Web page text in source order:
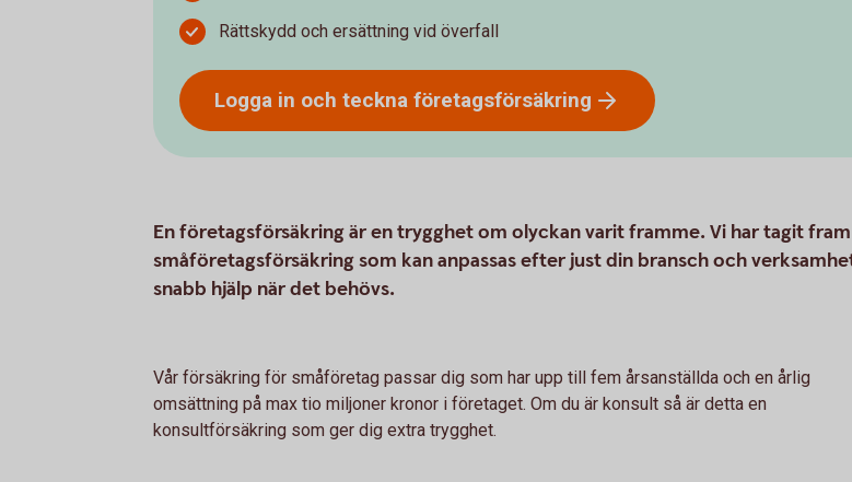
Rättskydd och ersättning vid överfall
Logga in och teckna företagsförsäkring
En företagsförsäkring är en trygghet om olyckan varit framme. Vi har tagit
småföretagsförsäkring som kan anpassas efter just din bransch och
snabb hjälp när det behövs.
Vår försäkring för småföretag passar dig som har upp till fem årsanställda och en årlig
omsättning på max tio miljoner kronor i företaget. Om du är konsult så är detta en
konsultförsäkring som ger dig extra trygghet.